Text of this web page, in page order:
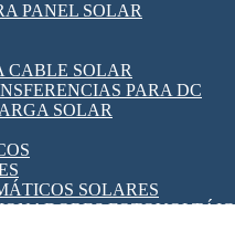
PANEL SOLAR
CABLE SOLAR
PARA DC
SOLAR
SOLARES